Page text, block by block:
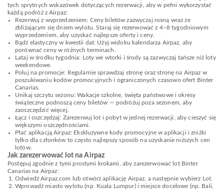
tych sprytnych wskazówek dotyczących rezerwacji, aby w pełni wykorzystać
każdą podróż z Airpaz:
Rezerwuj z wyprzedzeniem: Ceny biletów zazwyczaj rosną wraz ze
zbliżającym się dniem wylotu. Staraj się rezerwować z 4–8 tygodniowym
wyprzedzeniem, aby uzyskać najlepsze oferty i ceny.
Bądź elastyczny w kwestii dat: Użyj widoku kalendarza Airpaz, aby
porównać ceny w różnych terminach.
Lataj w środku tygodnia: Loty we wtorki i środy są zazwyczaj tańsze niż loty
weekendowe.
Poluj na promocje: Regularnie sprawdzaj stronę oraz stronę na Airpaz w
poszukiwaniu kodów promocyjnych i ograniczonych czasowo ofert Binter
Canarias.
Unikaj szczytu sezonu: Wakacje szkolne, święta państwowe i okresy
świąteczne podnoszą ceny biletów — podróżuj poza sezonem, aby
zaoszczędzić więcej.
Łącz i oszczędzaj: Zarezerwuj lot i pobyt w jednej rezerwacji, aby cieszyć się
większymi oszczędnościami.
Płać aplikacją Airpaz: Ekskluzywne kody promocyjne w aplikacji i zniżki
tylko dla członków to często najlepszy sposób na uzyskanie niższych cen
lotów.
Jak zarezerwować lot na Airpaz
Postępuj zgodnie z tymi prostymi krokami, aby zarezerwować lot Binter
Canarias na Airpaz:
Odwiedź Airpaz.com lub otwórz aplikację Airpaz, a następnie wybierz Lot.
Wprowadź miasto wylotu (np. Kuala Lumpur) i miejsce docelowe (np. Bali,